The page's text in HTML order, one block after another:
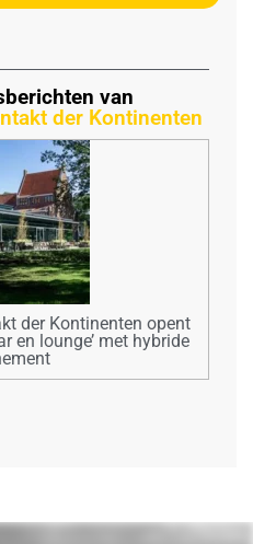
van
der Kontinenten
der Kontinenten opent
en lounge’ met hybride